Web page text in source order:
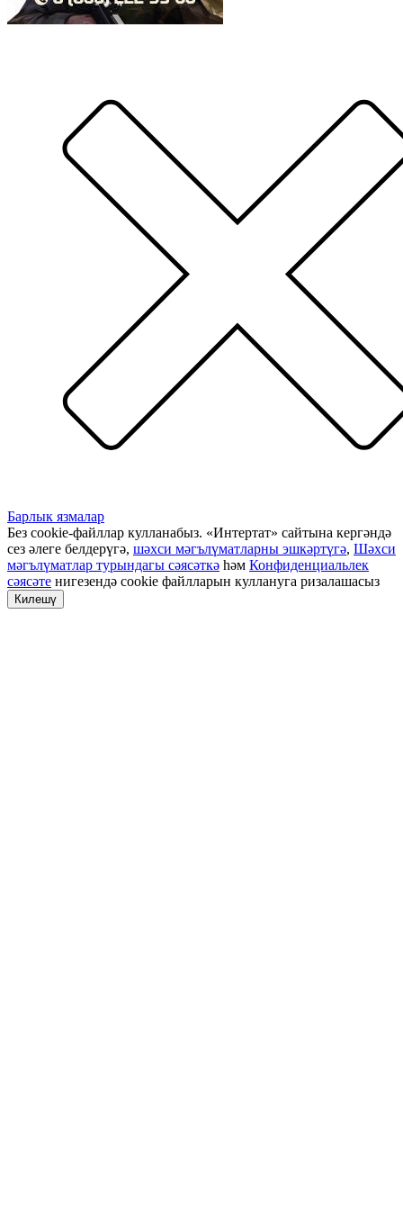
Барлык язмалар
Без cookie-файллар кулланабыз. «Интертат» сайтына кергәндә
сез әлеге белдерүгә, шәхси мәгълүматларны эшкәртүгә, Шәхси
мәгълүматлар турындагы сәясәткә һәм Конфиденциальлек
сәясәте нигезендә cookie файлларын куллануга ризалашасыз
Килешү